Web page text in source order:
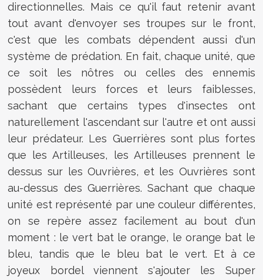
directionnelles. Mais ce qu'il faut retenir avant
tout avant d'envoyer ses troupes sur le front,
c'est que les combats dépendent aussi d'un
système de prédation. En fait, chaque unité, que
ce soit les nôtres ou celles des ennemis
possèdent leurs forces et leurs faiblesses,
sachant que certains types d'insectes ont
naturellement l'ascendant sur l'autre et ont aussi
leur prédateur. Les Guerrières sont plus fortes
que les Artilleuses, les Artilleuses prennent le
dessus sur les Ouvrières, et les Ouvrières sont
au-dessus des Guerrières. Sachant que chaque
unité est représenté par une couleur différentes,
on se repère assez facilement au bout d'un
moment : le vert bat le orange, le orange bat le
bleu, tandis que le bleu bat le vert. Et à ce
joyeux bordel viennent s'ajouter les Super